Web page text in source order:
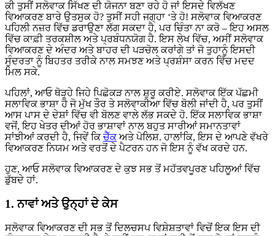
ਕੀ ਤੁਸੀਂ ਸਲੋਵਾਕ ਸਿੱਖਣ ਦੀ ਯੋਜਨਾ ਬਣਾ ਰਹੇ ਹੋ ਜਾਂ ਇਸਦੇ ਵਿਲੱਖਣ
ਵਿਆਕਰਣ ਬਾਰੇ ਉਤਸੁਕ ਹੋ? ਤੁਸੀਂ ਸਹੀ ਜਗ੍ਹਾ ‘ਤੇ ਹੋ! ਸਲੋਵਾਕ ਵਿਆਕਰਣ
ਪਹਿਲੀ ਨਜ਼ਰ ਵਿੱਚ ਡਰਾਉਣਾ ਲੱਗ ਸਕਦਾ ਹੈ, ਪਰ ਚਿੰਤਾ ਨਾ ਕਰੋ – ਇਹ ਅਸਲ
ਵਿੱਚ ਕਾਫ਼ੀ ਤਰਕਸ਼ੀਲ ਅਤੇ ਪ੍ਰਬੰਧਨਯੋਗ ਹੈ. ਇਸ ਲੇਖ ਵਿੱਚ, ਅਸੀਂ ਸਲੋਵਾਕ
ਵਿਆਕਰਣ ਦੇ ਅੰਦਰ ਅਤੇ ਬਾਹਰ ਦੀ ਪੜਚੋਲ ਕਰਾਂਗੇ ਤਾਂ ਜੋ ਤੁਹਾਨੂੰ ਇਸਦੀ
ਸੁੰਦਰਤਾ ਨੂੰ ਬਿਹਤਰ ਤਰੀਕੇ ਨਾਲ ਸਮਝਣ ਅਤੇ ਪ੍ਰਸ਼ੰਸਾ ਕਰਨ ਵਿੱਚ ਮਦਦ
ਮਿਲ ਸਕੇ.
ਪਹਿਲਾਂ, ਆਓ ਥੋੜ੍ਹੇ ਜਿਹੇ ਪਿਛੋਕੜ ਨਾਲ ਸ਼ੁਰੂ ਕਰੀਏ. ਸਲੋਵਾਕ ਇੱਕ ਪੱਛਮੀ
ਸਲਾਵਿਕ ਭਾਸ਼ਾ ਹੈ ਜੋ ਮੁੱਖ ਤੌਰ ਤੇ ਸਲੋਵਾਕੀਆ ਵਿੱਚ ਬੋਲੀ ਜਾਂਦੀ ਹੈ, ਪਰ ਤੁਸੀਂ
ਆਸ ਪਾਸ ਦੇ ਦੇਸ਼ਾਂ ਵਿੱਚ ਵੀ ਬੋਲਣ ਵਾਲੇ ਲੱਭ ਸਕਦੇ ਹੋ. ਇੱਕ ਸਲਾਵਿਕ ਭਾਸ਼ਾ
ਵਜੋਂ, ਇਹ ਖੇਤਰ ਦੀਆਂ ਹੋਰ ਭਾਸ਼ਾਵਾਂ ਨਾਲ ਬਹੁਤ ਸਾਰੀਆਂ ਸਮਾਨਤਾਵਾਂ
ਸਾਂਝੀਆਂ ਕਰਦੀ ਹੈ, ਜਿਵੇਂ ਕਿਚੈੱਕਅਤੇ ਪੋਲਿਸ਼. ਹਾਲਾਂਕਿ, ਇਸ ਦੇ ਆਪਣੇ ਵੱਖਰੇ
ਵਿਆਕਰਣ ਨਿਯਮ ਅਤੇ ਵਰਤੋਂ ਦੇ ਪੈਟਰਨ ਹਨ ਜੋ ਇਸ ਨੂੰ ਵੱਖ ਕਰਦੇ ਹਨ.
ਹੁਣ, ਆਓ ਸਲੋਵਾਕ ਵਿਆਕਰਣ ਦੇ ਕੁਝ ਸਭ ਤੋਂ ਮਹੱਤਵਪੂਰਣ ਪਹਿਲੂਆਂ ਵਿੱਚ
ਡੁੱਬਦੇ ਹਾਂ.
1. ਨਾਵਾਂ ਅਤੇ ਉਨ੍ਹਾਂ ਦੇ ਕੇਸ
ਸਲੋਵਾਕ ਵਿਆਕਰਣ ਦੀ ਸਭ ਤੋਂ ਦਿਲਚਸਪ ਵਿਸ਼ੇਸ਼ਤਾਵਾਂ ਵਿਚੋਂ ਇਕ ਇਸ ਦੀ